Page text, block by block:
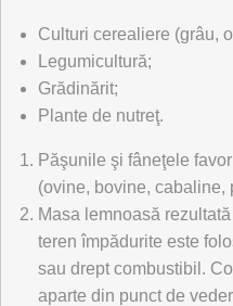
Culturi cerealiere (grâu,
Legumicultură;
Grădinărit;
Plante de nutreţ.
Păşunile şi fâneţele
(ovine, bovine, cabaline,
Masa lemnoasă
teren împădurite este
sau drept combustibil.
aparte din punct de